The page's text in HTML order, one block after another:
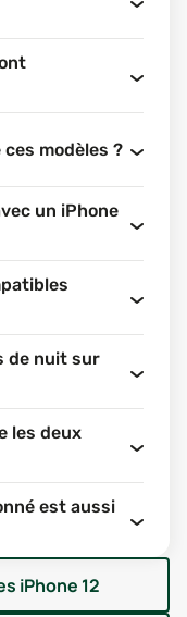
QUELLES
13
côte à côte, les
aux yeux. Et
évolutions
balance selon tes
points essentiels.
AVEC UN
OLED Super Retina
et un contraste
clairement
ProMotion de
Ce détail technique
notamment lors
maximale
ces modèles ?
un iPhone
de nuit sur
les deux
est aussi
iPhone 12